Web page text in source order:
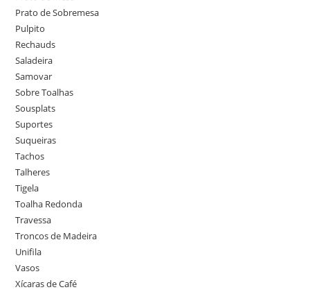
Prato de Sobremesa
Pulpito
Rechauds
Saladeira
Samovar
Sobre Toalhas
Sousplats
Suportes
Suqueiras
Tachos
Talheres
Tigela
Toalha Redonda
Travessa
Troncos de Madeira
Unifila
Vasos
Xícaras de Café